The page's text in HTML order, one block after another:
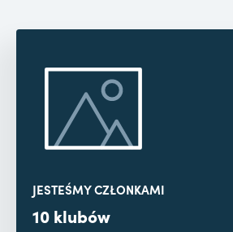
JESTEŚMY CZŁONKAMI
10 klubów